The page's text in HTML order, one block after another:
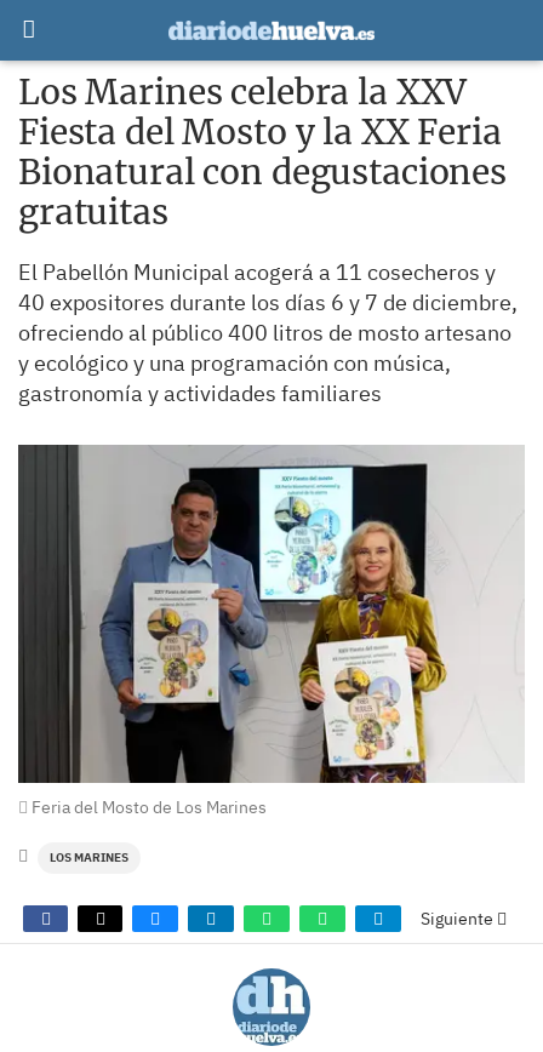
Los Marines celebra la XXV
Fiesta del Mosto y la XX Feria
Bionatural con degustaciones
gratuitas
El Pabellón Municipal acogerá a 11 cosecheros y
40 expositores durante los días 6 y 7 de diciembre,
ofreciendo al público 400 litros de mosto artesano
y ecológico y una programación con música,
gastronomía y actividades familiares
Feria del Mosto de Los Marines
LOS MARINES
Siguiente